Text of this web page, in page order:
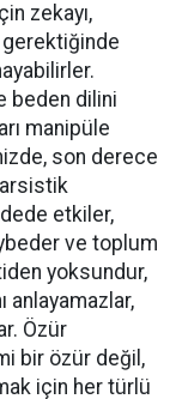
zekayı,
gerektiğinde
beden dilini
manipüle
son derece
etkiler,
ve toplum
yoksundur,
anlayamazlar,
Özür
bir özür değil,
için her türlü